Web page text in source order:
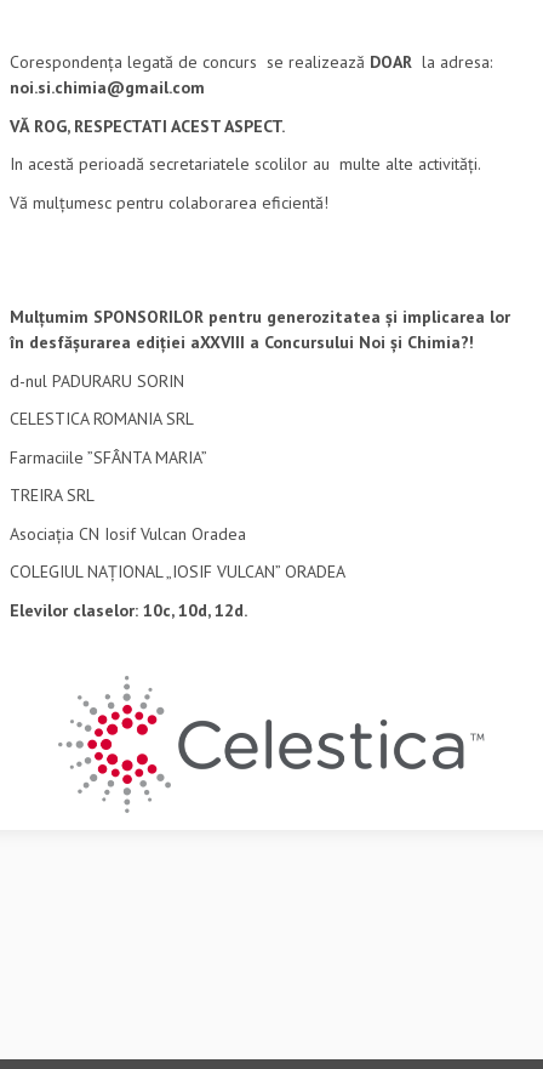
2010
2009
2007
2006
Corespondența legată de concurs se realizează DOAR la adresa:
noi.si.chimia@gmail.com
VĂ ROG, RESPECTATI ACEST ASPECT.
In acestă perioadă secretariatele scolilor au multe alte activități.
Vă mulțumesc pentru colaborarea eficientă!
Mulțumim SPONSORILOR pentru generozitatea și implicarea lor
în desfășurarea ediției aXXVIII a Concursului Noi și Chimia?!
d-nul PADURARU SORIN
CELESTICA ROMANIA SRL
Farmaciile ”SFÂNTA MARIA”
TREIRA SRL
Asociația CN Iosif Vulcan Oradea
COLEGIUL NAȚIONAL „IOSIF VULCAN” ORADEA
Elevilor claselor: 10c, 10d, 12d.